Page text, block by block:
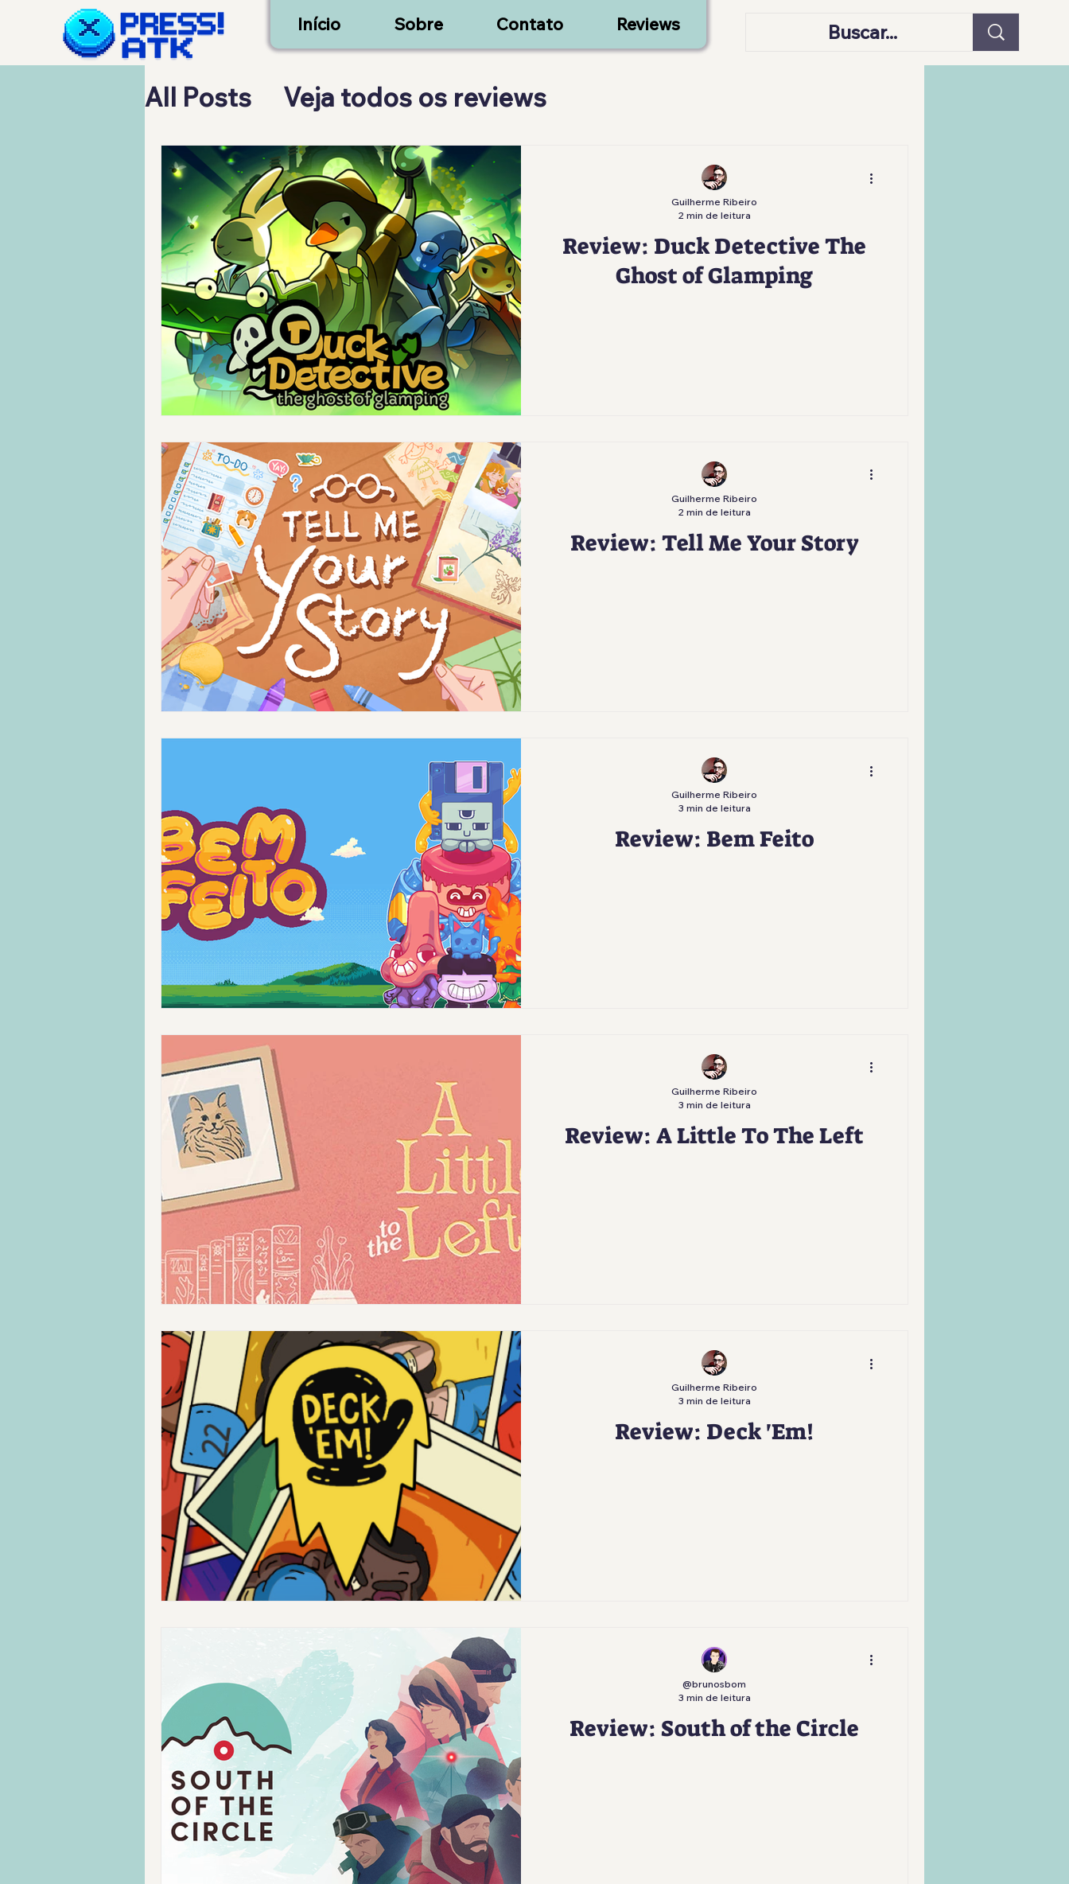
Início Sobre Contato Reviews
All Posts Veja todos os reviews
Review: Duck Detective The
Ghost of Glamping
Guilherme Ribeiro
2 min de leitura
Review: Tell Me Your Story
Guilherme Ribeiro
2 min de leitura
Review: Bem Feito
Guilherme Ribeiro
3 min de leitura
Review: A Little To The Left
Guilherme Ribeiro
3 min de leitura
Review: Deck 'Em!
Guilherme Ribeiro
3 min de leitura
Review: South of the Circle
@brunosbom
3 min de leitura